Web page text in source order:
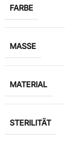
FARBE
MASSE
MATERIAL
STERILITÄT